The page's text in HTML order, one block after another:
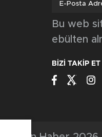
Bu web
ebülten
BİZİ TAKİP ET